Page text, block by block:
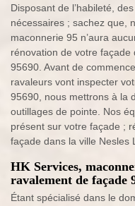
Disposant de l’habileté,
nécessaires ; sachez que,
maconnerie 95 n’aura
rénovation de votre façade
95690. Avant de
ravaleurs vont inspecter
95690, nous mettrons à la
outillages de pointe. Nos
présent sur votre façade ;
façade dans la ville Nesles
HK Services,
ravalement de façade
Étant spécialisé dans le